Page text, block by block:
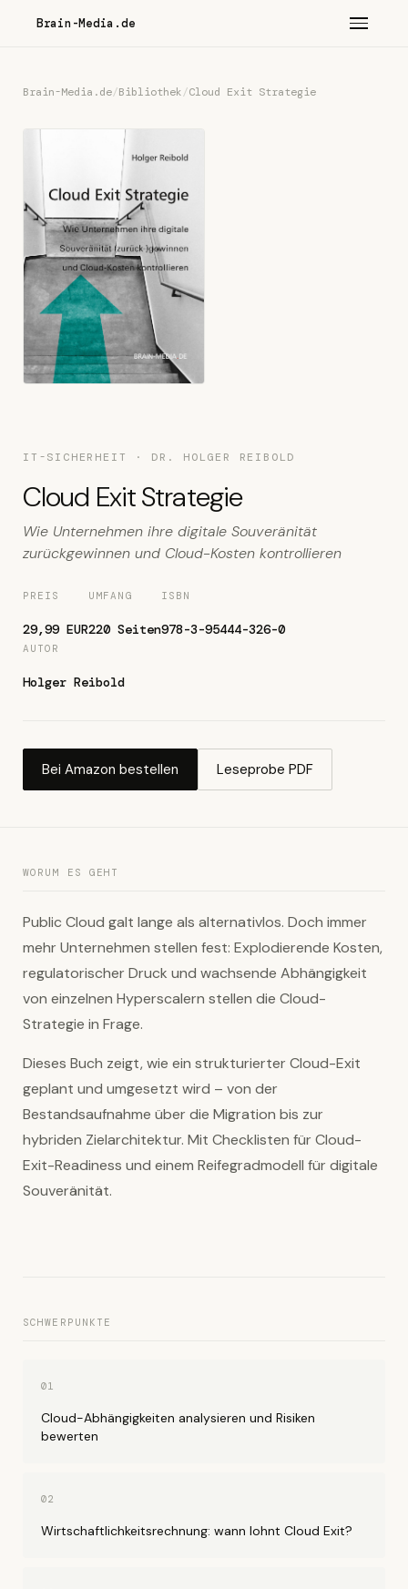
Brain-Media.de
Brain-Media.de/Bibliothek/Cloud Exit Strategie
IT-SICHERHEIT · DR. HOLGER REIBOLD
Cloud Exit Strategie
Wie Unternehmen ihre digitale Souveränität
zurückgewinnen und Cloud-Kosten kontrollieren
PREIS
29,99 EUR
UMFANG
220 Seiten
ISBN
978-3-95444-326-0
AUTOR
Holger Reibold
Bei Amazon bestellen Leseprobe PDF
WORUM ES GEHT
Public Cloud galt lange als alternativlos. Doch immer
mehr Unternehmen stellen fest: Explodierende Kosten,
regulatorischer Druck und wachsende Abhängigkeit
von einzelnen Hyperscalern stellen die Cloud-
Strategie in Frage.
Dieses Buch zeigt, wie ein strukturierter Cloud-Exit
geplant und umgesetzt wird – von der
Bestandsaufnahme über die Migration bis zur
hybriden Zielarchitektur. Mit Checklisten für Cloud-
Exit-Readiness und einem Reifegradmodell für digitale
Souveränität.
SCHWERPUNKTE
01
Cloud-Abhängigkeiten analysieren und Risiken
bewerten
02
Wirtschaftlichkeitsrechnung: wann lohnt Cloud Exit?